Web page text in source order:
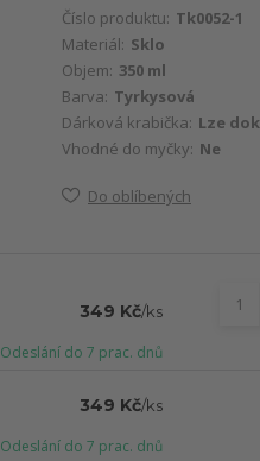
Číslo produktu: Tk0052-1
Materiál: Sklo
Objem: 350 ml
Barva: Tyrkysová
Dárková krabička: Lze
Vhodné do myčky: Ne
Do oblíbených
349 Kč/ks
Odeslání do 7 prac. dnů
349 Kč/ks
Odeslání do 7 prac. dnů